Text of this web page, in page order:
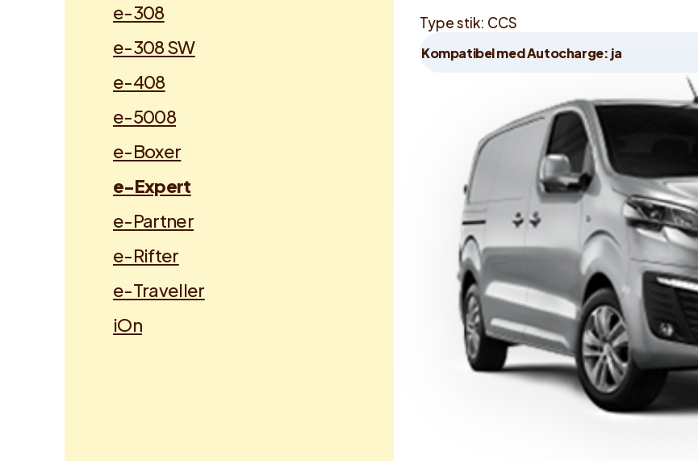
e-308
e-308 SW
e-408
e-5008
e-Boxer
e-Expert
e-Partner
e-Rifter
e-Traveller
iOn
Type stik: CCS
Kompatibel med Autocharge: ja